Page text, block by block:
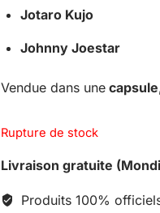
Jotaro Kujo
Johnny Joestar
Vendue dans unecapsule
Rupture de stock
Livraison gratuite
Produits 100%